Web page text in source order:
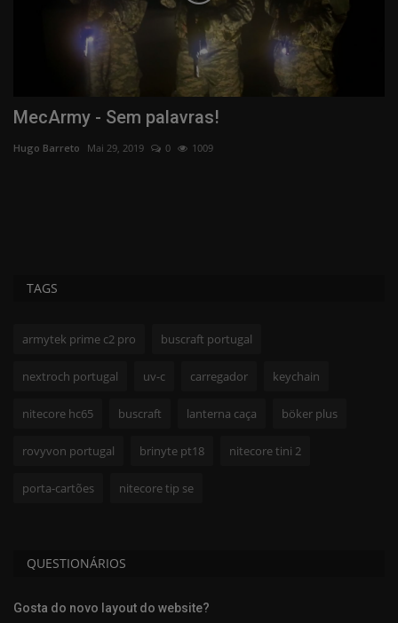
MecArmy - Sem palavras!
Hugo Barreto Mai 29, 2019 0 1009
TAGS
armytek prime c2 pro buscraft portugal
nextroch portugal uv-c carregador keychain
nitecore hc65 buscraft lanterna caça böker plus
rovyvon portugal brinyte pt18 nitecore tini 2
porta-cartões nitecore tip se
QUESTIONÁRIOS
Gosta do novo layout do website?